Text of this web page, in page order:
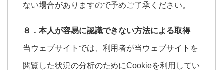
ない場合がありますので予めご了承ください。
８．本人が容易に認識できない方法による取得
当ウェブサイトでは、利用者が当ウェブサイトを
閲覧した状況の分析のためにCookieを利用してい